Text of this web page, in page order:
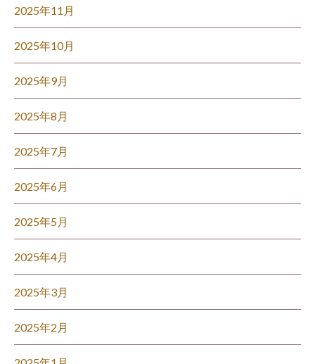
2025年11月
2025年10月
2025年9月
2025年8月
2025年7月
2025年6月
2025年5月
2025年4月
2025年3月
2025年2月